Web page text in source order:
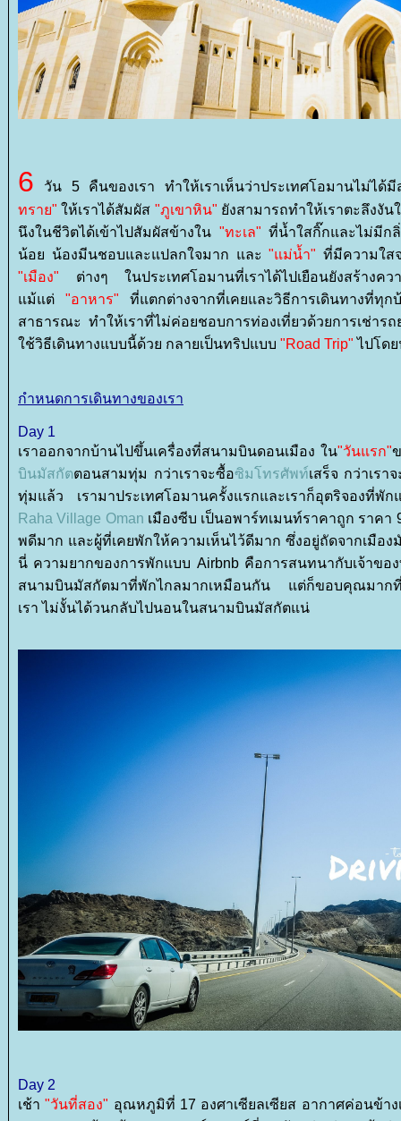
6 วัน 5 คืนของเรา ทำให้เราเห็นว่าประเทศโอมานไม่ได้
ทราย" ห้เราได้สัมผัส "ภูเขาหิน" งสามารถทำให้เราตะลึงงั
นึงในชีวิตได้เข้าไปสัมผัสข้างใน "ทะเล" ที่น้ำใสกิ๊กและไม่มีก
น้อย น้องมีนชอบและแปลกใจมาก และ"แม่น้ำ" ที่มีความใส
"เมือง" ต่างๆ ในประเทศโอมานที่เราได้ไปเยือนยังสร้างคว
ม้แต่ "อาหาร" ที่แตกต่างจากที่เคยและวิธีการเดินทางที่ทุ
สาธารณะ ทำให้เราที่ไม่ค่อยชอบการท่องเที่ยวด้วยการเช่าร
ช้วิธีเดินทางแบบนี้ด้วย กลายเป็นทริปแบบ "Road Trip" ไปโด
กำหนดการเดินทางของเรา
Day 1
เราออกจากบ้านไปขึ้นเครื่องที่สนามบินดอนเมือง ใน"วันแรก"
บินมัสกัตตอนสามทุ่ม กว่าเราจะซื้อซิมโทรศัพท์เสร็จ กว่าเรา
ทุ่มแล้ว เรามาประเทศโอมานครั้งแรกและเราก็อุตริจอง
Raha Village Oman เมืองซีบ เป็นอพาร์ทเมนท์ราคาถูก ราค
พดีมาก และผู้ที่เคยพักให้ความเห็นไว้ดีมาก ซึ่งอยู่ถัดจากเมือง
นี่ ความยากของการพักแบบ Airbnb คือการสนทนากับเจ้าขอ
สนามบินมัสกัตมาที่พักไกลมากเหมือนกัน แต่ก็ขอบคุณมากที่
เรา ไม่งั้นได้วนกลับไปนอนในสนามบินมัสกัตแน่
Day 2
เช้า"วันที่สอง" อุณหภูมิที่ 17 องศาเซียลเซียส อากาศค่อนข้าง